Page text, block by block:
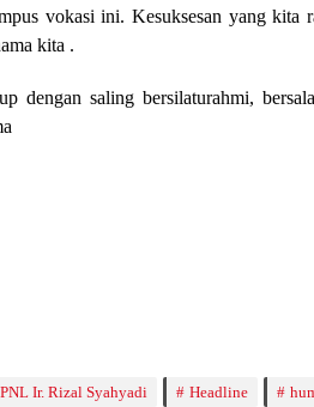
vokasi ini. Kesuksesan yang kita
kita .
dengan saling bersilaturahmi,
Ir. Rizal Syahyadi Headline